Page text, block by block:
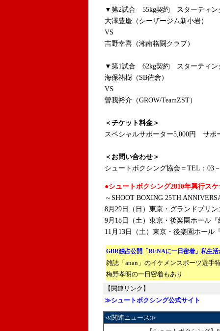
▼第2試合 55kg契約 スターティン
大澤豊慶（シーザージム新小岩）
VS
吉野幸喜（湘南格闘クラブ）
▼第1試合 62kg契約 スターティン
海保祐樹（SB佐倉）
VS
曽我裕介（GROW/TeamZST）
＜チケット料金＞
スペシャルサポーター5,000円 サポ
＜お問い合わせ＞
シュートボクシング協会＝TEL：03
●シュートボクシング2010年興行ス
～SHOOT BOXING 25TH
8月29日（日）東京・グランドプリ
9月18日（土）東京・後楽園ホール
11月13日（土）東京・後楽園ホー
GBR独占公開「RENAに一日密着」私生
雑誌「anan」のイケメンスポーツ選手
梅野孝明の一日密着もあり
【関連リンク】
≫シュートボクシング公式サイト
≪関連ニュース≫